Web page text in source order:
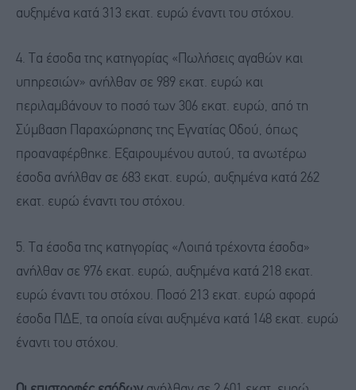
αυξημένα κατά 313 εκατ. ευρώ έναντι του στόχου.
4. Τα έσοδα της κατηγορίας «Πωλήσεις αγαθών και
υπηρεσιών» ανήλθαν σε 989 εκατ. ευρώ και
περιλαμβάνουν το ποσό των 306 εκατ. ευρώ, από τη
Σύμβαση Παραχώρησης της Εγνατίας Οδού, όπως
προαναφέρθηκε. Εξαιρουμένου αυτού, τα ανωτέρω
έσοδα ανήλθαν σε 683 εκατ. ευρώ, αυξημένα κατά 262
εκατ. ευρώ έναντι του στόχου.
5. Τα έσοδα της κατηγορίας «Λοιπά τρέχοντα έσοδα»
ανήλθαν σε 976 εκατ. ευρώ, αυξημένα κατά 218 εκατ.
ευρώ έναντι του στόχου. Ποσό 213 εκατ. ευρώ αφορά
έσοδα ΠΔΕ, τα οποία είναι αυξημένα κατά 148 εκατ. ευρώ
έναντι του στόχου.